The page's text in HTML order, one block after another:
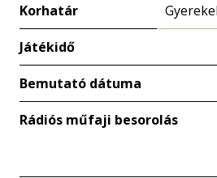
Korhatár
Játékidő
Bemutató dátuma
Rádiós műfaji besorolás